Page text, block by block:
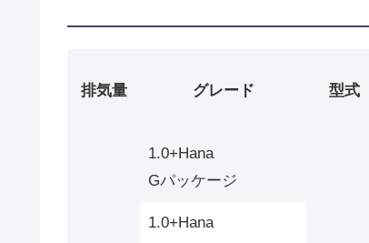
排気量 グレード 型式
1.0+Hana
Gパッケージ
1.0+Hana